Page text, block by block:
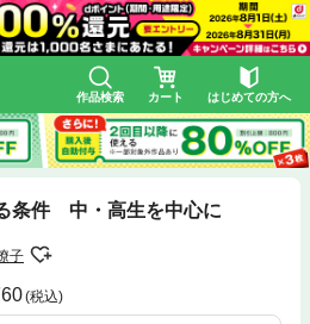
作品検索 カート はじめての方へ
条件 中・高生を中心に
子
(税込)